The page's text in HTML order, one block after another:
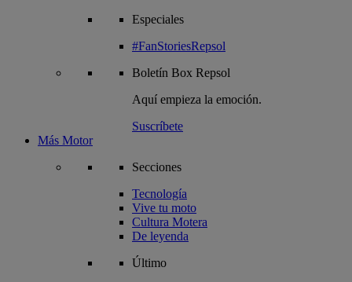
Especiales
#FanStoriesRepsol
Boletín Box Repsol
Aquí empieza la emoción.
Suscríbete
Más Motor
Secciones
Tecnología
Vive tu moto
Cultura Motera
De leyenda
Último